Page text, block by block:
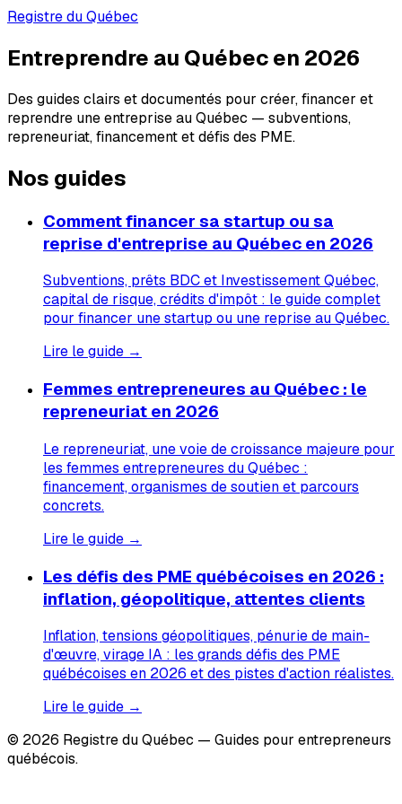
Registre du Québec
Entreprendre au Québec en 2026
Des guides clairs et documentés pour créer, financer et
reprendre une entreprise au Québec — subventions,
repreneuriat, financement et défis des PME.
Nos guides
Comment financer sa startup ou sa
reprise d'entreprise au Québec en 2026
Subventions, prêts BDC et Investissement Québec,
capital de risque, crédits d'impôt : le guide complet
pour financer une startup ou une reprise au Québec.
Lire le guide →
Femmes entrepreneures au Québec : le
repreneuriat en 2026
Le repreneuriat, une voie de croissance majeure pour
les femmes entrepreneures du Québec :
financement, organismes de soutien et parcours
concrets.
Lire le guide →
Les défis des PME québécoises en 2026 :
inflation, géopolitique, attentes clients
Inflation, tensions géopolitiques, pénurie de main-
d'œuvre, virage IA : les grands défis des PME
québécoises en 2026 et des pistes d'action réalistes.
Lire le guide →
© 2026 Registre du Québec — Guides pour entrepreneurs
québécois.